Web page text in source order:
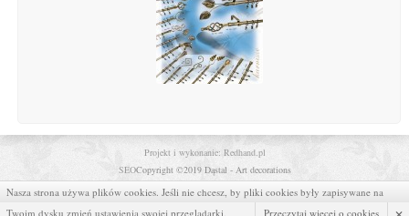
Projekt i wykonanie: Redhand.pl
SEOCopyright ©2019 Dąstal - Art decorations
Polityka prywatności
Nasza strona używa plików cookies. Jeśli nie chcesz, by pliki cookies były zapisywane na
Twoim dysku zmień ustawienia swojej przeglądarki.
Przeczytaj więcej o cookies